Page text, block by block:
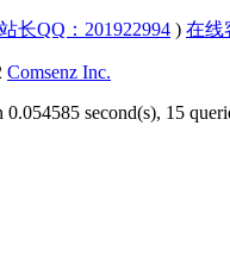
站长QQ：201922994 ) 在线
Comsenz Inc.
0.054585 second(s), 15